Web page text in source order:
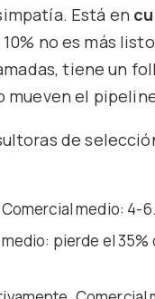
Está en
10% no es más
tiene un
mueven el
de
medio: 4-6.
pierde el